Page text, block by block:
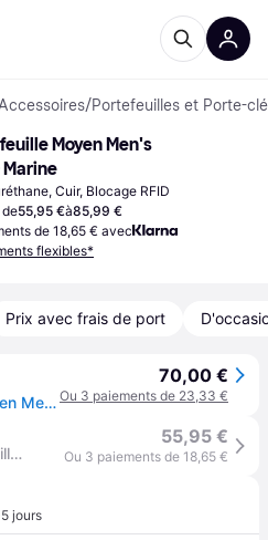
/Portefeuilles et Porte-
Moyen Men's
Marine
Cuir, Blocage RFID
55,95 €à85,99 €
de 18,65 € avec
flexibles*
Prix avec frais de port
Lacoste Portefeuille moyen Men's Classic Taille Taille unique Marine - Marine
70,00 €
Ou 3 paiements de 23,33 €
CLASSIC UNISEX - Portefeuille - marine
55,95 €
Ou 3 paiements de 18,65 €
jours